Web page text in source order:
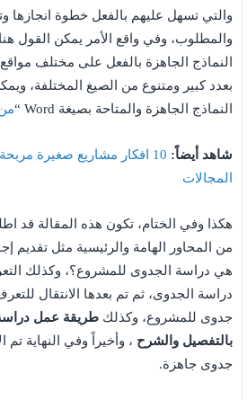
والتي تسهل عليهم بالفعل خطوة انجازها
والمطلوب، وفي واقع الأمر يمكن القول
النماذج الجاهزة بالفعل على مختلف
بعدد كبير ومتنوع من الصيغ المختلفة،
النماذج الجاهزة والمتاحة بصيغة Word “
شاهد أيضاً:
10 افكار مشاريع صغيرة
المجالات
هكذا وفي الختام، تكون هذه المقالة قد
من المحاور الهامة والرئيسية مثل تقديم
هي دراسة الجدوى للمشروع؟، وكذلك
دراسة الجدوى، ثم تم بعدها الانتقال
جدوى للمشروع، وكذلك طريقة عمل
بالتفصيل والشرح ، وأخيراً وفي النهاية
جدوى جاهزة.